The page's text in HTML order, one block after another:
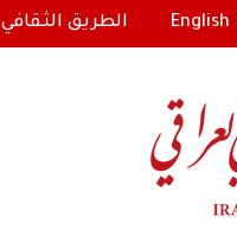
English الطريق الثقافي